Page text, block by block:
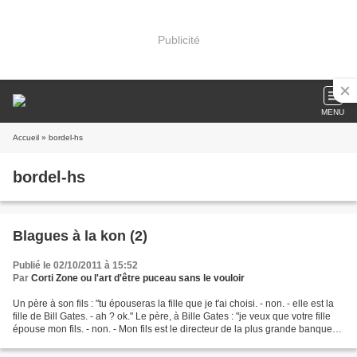
Publicité
MENU
Accueil » bordel-hs
bordel-hs
Blagues à la kon (2)
Publié le 02/10/2011 à 15:52
Par Corti Zone ou l'art d'être puceau sans le vouloir
Un père à son fils : "tu épouseras la fille que je t'ai choisi. - non. - elle est la
fille de Bill Gates. - ah ? ok." Le père, à Bille Gates : "je veux que votre fille
épouse mon fils. - non. - Mon fils est le directeur de la plus grande banque